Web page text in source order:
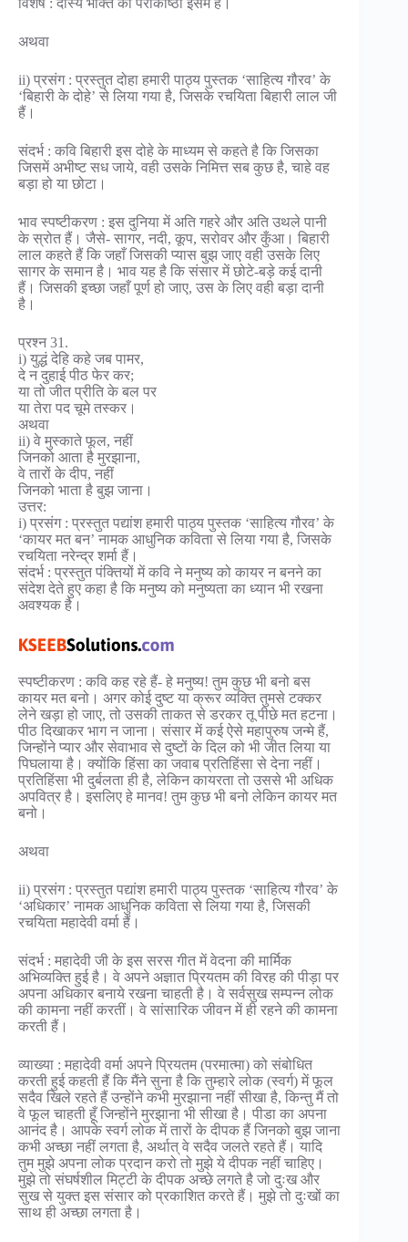
अथवा
ii) प्रसंग : प्रस्तुत दोहा हमारी पाठ्य पुस्तक ‘साहित्य गौरव’ के
‘बिहारी के दोहे’ से लिया गया है, जिसके रचयिता बिहारी लाल जी
हैं।
संदर्भ : कवि बिहारी इस दोहे के माध्यम से कहते है कि जिसका
जिसमें अभीष्ट सध जाये, वही उसके निमित्त सब कुछ है, चाहे वह
बड़ा हो या छोटा।
भाव स्पष्टीकरण : इस दुनिया में अति गहरे और अति उथले पानी
के स्रोत हैं। जैसे- सागर, नदी, कूप, सरोवर और कुँआ। बिहारी
लाल कहते हैं कि जहाँ जिसकी प्यास बुझ जाए वही उसके लिए
सागर के समान है। भाव यह है कि संसार में छोटे-बड़े कई दानी
हैं। जिसकी इच्छा जहाँ पूर्ण हो जाए, उस के लिए वही बड़ा दानी
है।
प्रश्न 31.
i) युद्धं देहि कहे जब पामर,
दे न दुहाई पीठ फेर कर;
या तो जीत प्रीति के बल पर
या तेरा पद चूमे तस्कर।
अथवा
ii) वे मुस्काते फूल, नहीं
जिनको आता है मुरझाना,
वे तारों के दीप, नहीं
जिनको भाता है बुझ जाना।
उत्तर:
i) प्रसंग : प्रस्तुत पद्यांश हमारी पाठ्य पुस्तक ‘साहित्य गौरव’ के
‘कायर मत बन’ नामक आधुनिक कविता से लिया गया है, जिसके
रचयिता नरेन्द्र शर्मा हैं।
संदर्भ : प्रस्तुत पंक्तियों में कवि ने मनुष्य को कायर न बनने का
संदेश देते हुए कहा है कि मनुष्य को मनुष्यता का ध्यान भी रखना
अवश्यक है।
स्पष्टीकरण : कवि कह रहे हैं- हे मनुष्य! तुम कुछ भी बनो बस
कायर मत बनो। अगर कोई दुष्ट या क्रूर व्यक्ति तुमसे टक्कर
लेने खड़ा हो जाए, तो उसकी ताकत से डरकर तू पीछे मत हटना।
पीठ दिखाकर भाग न जाना। संसार में कई ऐसे महापुरुष जन्मे हैं,
जिन्होंने प्यार और सेवाभाव से दुष्टों के दिल को भी जीत लिया या
पिघलाया है। क्योंकि हिंसा का जवाब प्रतिहिंसा से देना नहीं।
प्रतिहिंसा भी दुर्बलता ही है, लेकिन कायरता तो उससे भी अधिक
अपवित्र है। इसलिए हे मानव! तुम कुछ भी बनो लेकिन कायर मत
बनो।
अथवा
ii) प्रसंग : प्रस्तुत पद्यांश हमारी पाठ्य पुस्तक ‘साहित्य गौरव’ के
‘अधिकार’ नामक आधुनिक कविता से लिया गया है, जिसकी
रचयिता महादेवी वर्मा हैं।
संदर्भ : महादेवी जी के इस सरस गीत में वेदना की मार्मिक
अभिव्यक्ति हुई है। वे अपने अज्ञात प्रियतम की विरह की पीड़ा पर
अपना अधिकार बनाये रखना चाहती है। वे सर्वसुख सम्पन्न लोक
की कामना नहीं करतीं। वे सांसारिक जीवन में ही रहने की कामना
करती हैं।
व्याख्या : महादेवी वर्मा अपने प्रियतम (परमात्मा) को संबोधित
करती हुई कहती हैं कि मैंने सुना है कि तुम्हारे लोक (स्वर्ग) में फूल
सदैव खिले रहते हैं उन्होंने कभी मुरझाना नहीं सीखा है, किन्तु मैं तो
वे फूल चाहती हूँ जिन्होंने मुरझाना भी सीखा है। पीडा का अपना
आनंद है। आपके स्वर्ग लोक में तारों के दीपक हैं जिनको बुझ जाना
कभी अच्छा नहीं लगता है, अर्थात् वे सदैव जलते रहते हैं। यादि
तुम मुझे अपना लोक प्रदान करो तो मुझे ये दीपक नहीं चाहिए।
मुझे तो संघर्षशील मिट्टी के दीपक अच्छे लगते है जो दुःख और
सुख से युक्त इस संसार को प्रकाशित करते हैं। मुझे तो दुःखों का
साथ ही अच्छा लगता है।